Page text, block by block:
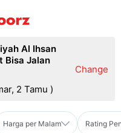
Al Ihsan
Bisa Jalan
2 Tamu )
Change
Harga per Malam Rating